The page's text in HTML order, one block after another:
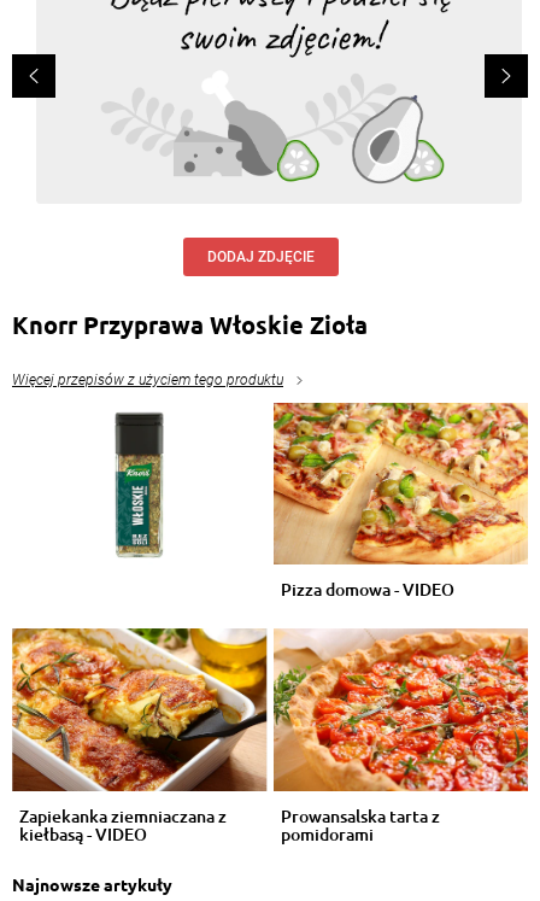
DODAJ ZDJĘCIE
Knorr Przyprawa Włoskie Zioła
Więcej przepisów z użyciem tego produktu
Pizza domowa - VIDEO
Zapiekanka ziemniaczana z
kiełbasą - VIDEO
Prowansalska tarta z
pomidorami
Najnowsze artykuły